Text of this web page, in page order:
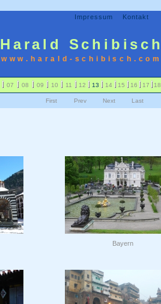
Impressum Kontakt
Harald Schibisch
www.harald-schibisch.com
07 08 09 10 11 12 13 14 15 16 17 18
First Prev Next Last
Bayern